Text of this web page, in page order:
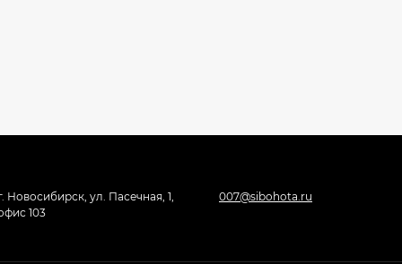
Новосибирск, ул. Пасечная, 1,
103
007@sibohota.ru